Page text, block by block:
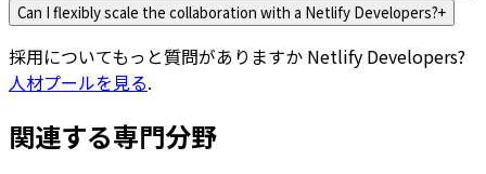
Can I flexibly scale the collaboration with a Netlify Developers?+
採用についてもっと質問がありますか Netlify Developers?
人材プールを見る.
関連する専門分野